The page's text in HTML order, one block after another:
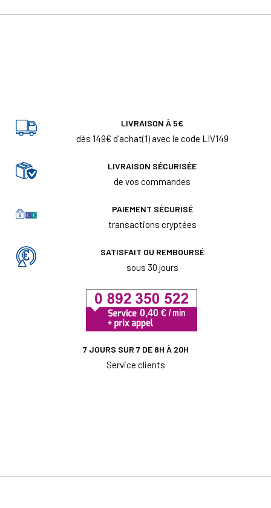
LIVRAISON À 5€
dès 149€ d'achat(1) avec le code LIV149
LIVRAISON SÉCURISÉE
de vos commandes
PAIEMENT SÉCURISÉ
transactions cryptées
SATISFAIT OU REMBOURSÉ
sous 30 jours
7 JOURS SUR 7 DE 8H À 20H
Service clients